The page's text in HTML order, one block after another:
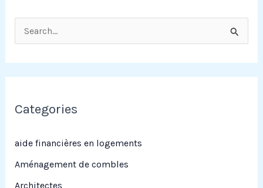
e
c
Categories
aide financières en logements
Aménagement de combles
Architectes